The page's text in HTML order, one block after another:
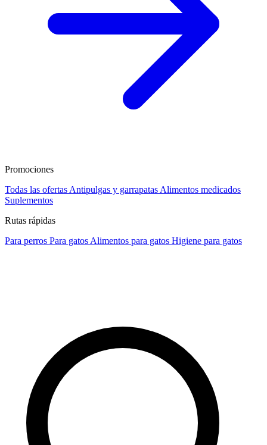
Promociones
Todas las ofertas Antipulgas y garrapatas Alimentos medicados
Suplementos
Rutas rápidas
Para perros Para gatos Alimentos para gatos Higiene para gatos